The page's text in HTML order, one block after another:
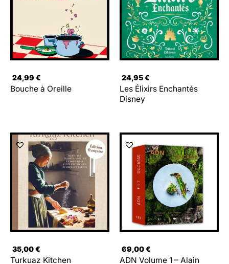
24,99 €
Bouche à Oreille
24,95€
Les Élixirs Enchantés
Disney
35,00€
Turkuaz Kitchen
69,00€
ADN Volume 1 – Alain